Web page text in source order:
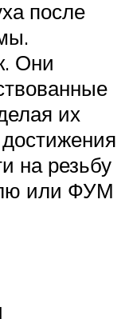
после
Они
их
на резьбу
или ФУМ